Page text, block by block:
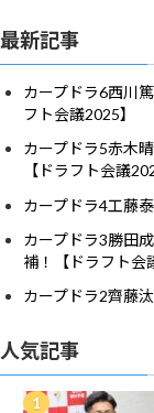
最新記事
カープドラ6西川
フト会議2025】
カープドラ5赤木
【ドラフト会議
カープドラ4工藤
カープドラ3勝田
補！【ドラフト会
カープドラ2齊藤
人気記事